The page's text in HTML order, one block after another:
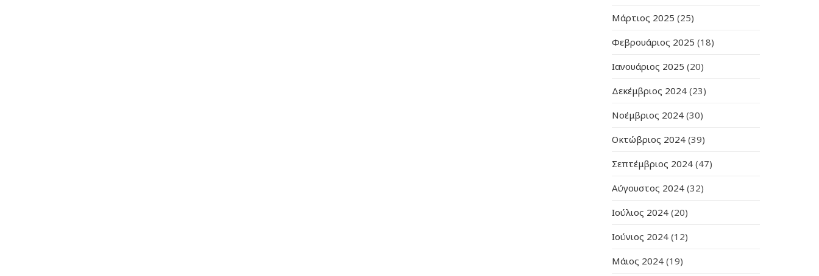
Μάρτιος 2025 (25)
Φεβρουάριος 2025 (18)
Ιανουάριος 2025 (20)
Δεκέμβριος 2024 (23)
Νοέμβριος 2024 (30)
Οκτώβριος 2024 (39)
Σεπτέμβριος 2024 (47)
Αύγουστος 2024 (32)
Ιούλιος 2024 (20)
Ιούνιος 2024 (12)
Μάιος 2024 (19)